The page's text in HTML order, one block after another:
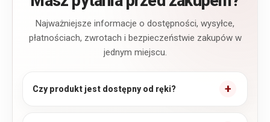
Najważniejsze informacje o dostępności, wysyłce,
płatnościach, zwrotach i bezpieczeństwie zakupów w
jednym miejscu.
Czy produkt jest dostępny od ręki?